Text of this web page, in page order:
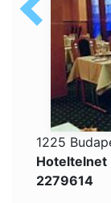
1225
2279614